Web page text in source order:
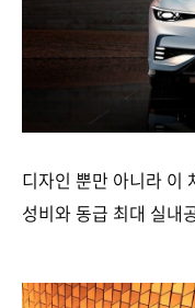
디자인 뿐만 아니라 이
성비와 동급 최대 실내